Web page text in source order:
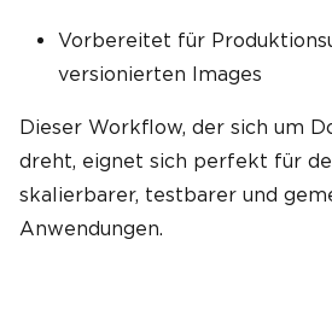
Vorbereitet für
versionierten Images
Dieser Workflow, der sich um
dreht, eignet sich perfekt für
skalierbarer, testbarer und
Anwendungen.